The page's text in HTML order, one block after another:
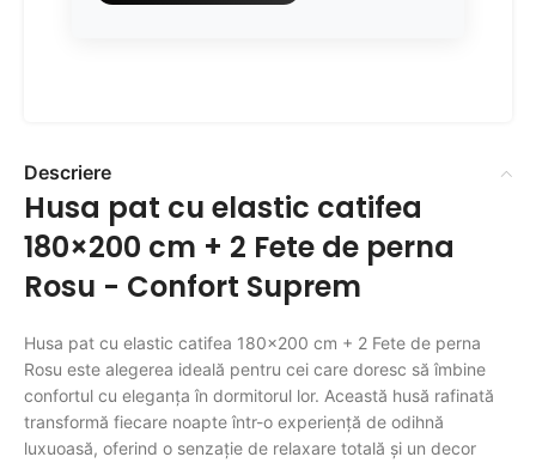
Descriere
Husa pat cu elastic catifea
180×200 cm + 2 Fete de perna
Rosu - Confort Suprem
Husa pat cu elastic catifea 180×200 cm + 2 Fete de perna
Rosu este alegerea ideală pentru cei care doresc să îmbine
confortul cu eleganța în dormitorul lor. Această husă rafinată
transformă fiecare noapte într-o experiență de odihnă
luxuoasă, oferind o senzație de relaxare totală și un decor